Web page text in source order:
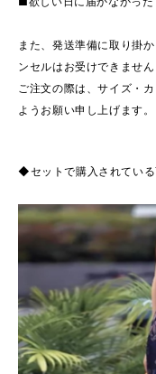
また、発送準備に取り掛
ンセルはお受けできません
ご注文の際は、サイズ・
ようお願い申し上げます。
◆セットで購入されてい